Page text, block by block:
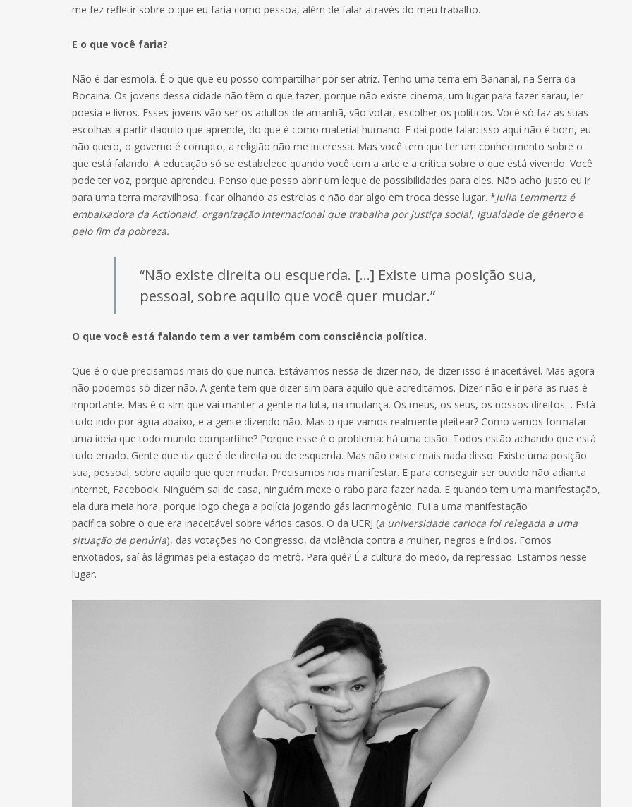
me fez refletir sobre o que eu faria como pessoa, além de falar através do meu trabalho.
E o que você faria?
Não é dar esmola. É o que que eu posso compartilhar por ser atriz. Tenho uma terra em Bananal, na Serra da
Bocaina. Os jovens dessa cidade não têm o que fazer, porque não existe cinema, um lugar para fazer sarau, ler
poesia e livros. Esses jovens vão ser os adultos de amanhã, vão votar, escolher os políticos. Você só faz as suas
escolhas a partir daquilo que aprende, do que é como material humano. E daí pode falar: isso aqui não é bom, eu
não quero, o governo é corrupto, a religião não me interessa. Mas você tem que ter um conhecimento sobre o
que está falando. A educação só se estabelece quando você tem a arte e a crítica sobre o que está vivendo. Você
pode ter voz, porque aprendeu. Penso que posso abrir um leque de possibilidades para eles. Não acho justo eu ir
para uma terra maravilhosa, ficar olhando as estrelas e não dar algo em troca desse lugar. *Julia Lemmertz é
embaixadora da Actionaid, organização internacional que trabalha por justiça social, igualdade de gênero e
pelo fim da pobreza.
“Não existe direita ou esquerda. […] Existe uma posição sua,
pessoal, sobre aquilo que você quer mudar.”
O que você está falando tem a ver também com consciência política.
Que é o que precisamos mais do que nunca. Estávamos nessa de dizer não, de dizer isso é inaceitável. Mas agora
não podemos só dizer não. A gente tem que dizer sim para aquilo que acreditamos. Dizer não e ir para as ruas é
importante. Mas é o sim que vai manter a gente na luta, na mudança. Os meus, os seus, os nossos direitos… Está
tudo indo por água abaixo, e a gente dizendo não. Mas o que vamos realmente pleitear? Como vamos formatar
uma ideia que todo mundo compartilhe? Porque esse é o problema: há uma cisão. Todos estão achando que está
tudo errado. Gente que diz que é de direita ou de esquerda. Mas não existe mais nada disso. Existe uma posição
sua, pessoal, sobre aquilo que quer mudar. Precisamos nos manifestar. E para conseguir ser ouvido não adianta
internet, Facebook. Ninguém sai de casa, ninguém mexe o rabo para fazer nada. E quando tem uma manifestação,
ela dura meia hora, porque logo chega a polícia jogando gás lacrimogênio. Fui a uma manifestação
pacífica sobre o que era inaceitável sobre vários casos. O da UERJ (a universidade carioca foi relegada a uma
situação de penúria), das votações no Congresso, da violência contra a mulher, negros e índios. Fomos
enxotados, saí às lágrimas pela estação do metrô. Para quê? É a cultura do medo, da repressão. Estamos nesse
lugar.